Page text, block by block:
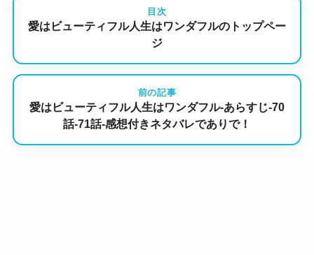
目次
愛はビューティフル人生はワンダフルのトップペー
ジ
前の記事
愛はビューティフル人生はワンダフル-あらすじ-70
話-71話-感想付きネタバレでありで！